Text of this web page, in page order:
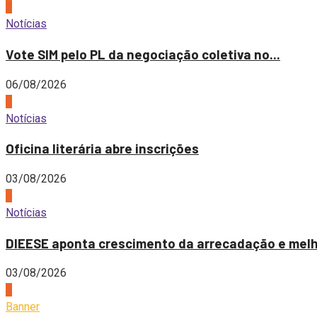
Notícias
Vote SIM pelo PL da negociação coletiva no...
06/08/2026
Notícias
Oficina literária abre inscrições
03/08/2026
Notícias
DIEESE aponta crescimento da arrecadação e
03/08/2026
Banner